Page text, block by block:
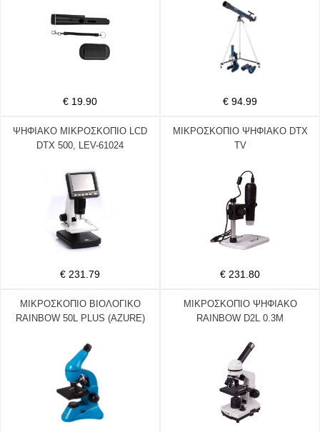
€ 19.90 € 94.99
ΨΗΦΙΑΚΟ ΜΙΚΡΟΣΚΟΠΙΟ LCD
DTX 500, LEV-61024
€ 231.79
ΜΙΚΡΟΣΚΟΠΙΟ ΨΗΦΙΑΚΟ DTX
TV
€ 231.80
ΜΙΚΡΟΣΚΟΠΙΟ ΒΙΟΛΟΓΙΚΟ
RAINBOW 50L PLUS (AZURE)
ΜΙΚΡΟΣΚΟΠΙΟ ΨΗΦΙΑΚΟ
RAINBOW D2L 0.3M